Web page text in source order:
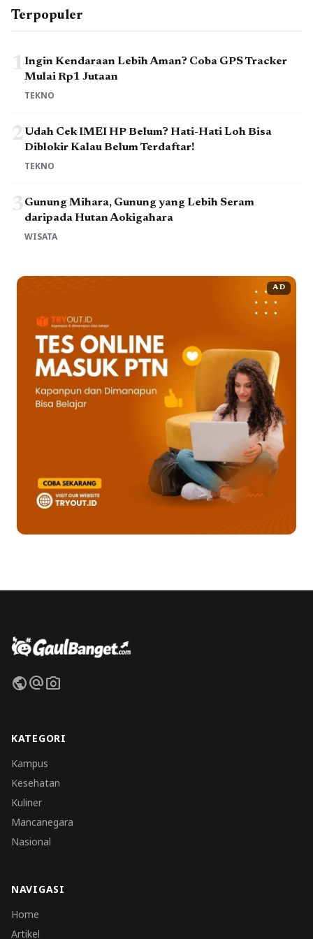
Terpopuler
1Ingin Kendaraan Lebih Aman? Coba GPS Tracker
Mulai Rp1 Jutaan
TEKNO
2Udah Cek IMEI HP Belum? Hati-Hati Loh Bisa
Diblokir Kalau Belum Terdaftar!
TEKNO
3Gunung Mihara, Gunung yang Lebih Seram
daripada Hutan Aokigahara
WISATA
AD
publicalternate_emailphoto_camera
KATEGORI
Kampus
Kesehatan
Kuliner
Mancanegara
Nasional
NAVIGASI
Home
Artikel